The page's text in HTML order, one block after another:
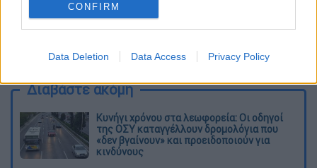
CONFIRM
Data Deletion Data Access Privacy Policy
Διαβάστε ακόμη
Κυνήγι χρόνου στα λεωφορεία: Οι οδηγοί
της ΟΣΥ καταγγέλλουν δρομολόγια που
«δεν βγαίνουν» και προειδοποιούν για
κινδύνους